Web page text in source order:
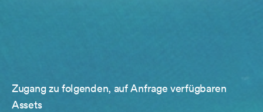
Zugang zu folgenden, auf Anfrage verfügbaren
Assets